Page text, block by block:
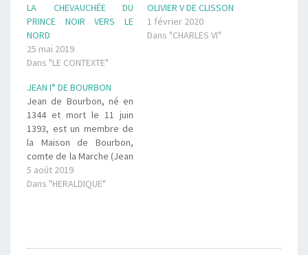
LA CHEVAUCHÉE DU
PRINCE NOIR VERS LE
NORD
25 mai 2019
Dans "LE CONTEXTE"
OLIVIER V DE CLISSON
1 février 2020
Dans "CHARLES VI"
JEAN I° DE BOURBON
Jean de Bourbon, né en
1344 et mort le 11 juin
1393, est un membre de
la Maison de Bourbon,
comte de la Marche (Jean
Ier 1362-1393), de
Vendôme et de Castres
5 août 2019
Dans "HERALDIQUE"